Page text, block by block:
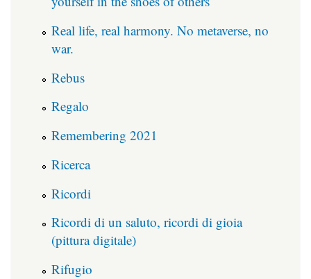
Real life, real harmony. No metaverse, no
war.
Rebus
Regalo
Remembering 2021
Ricerca
Ricordi
Ricordi di un saluto, ricordi di gioia
(pittura digitale)
Rifugio